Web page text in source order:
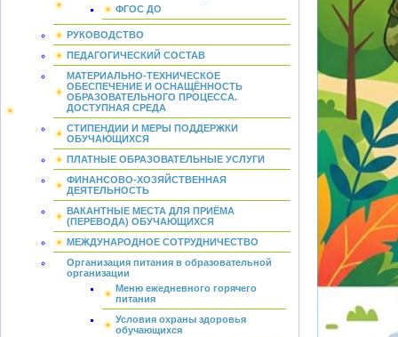
ФГОС ДО
РУКОВОДСТВО
ПЕДАГОГИЧЕСКИЙ СОСТАВ
МАТЕРИАЛЬНО-ТЕХНИЧЕСКОЕ
ОБЕСПЕЧЕНИЕ И ОСНАЩЁННОСТЬ
ОБРАЗОВАТЕЛЬНОГО ПРОЦЕССА.
ДОСТУПНАЯ СРЕДА
СТИПЕНДИИ И МЕРЫ ПОДДЕРЖКИ
ОБУЧАЮЩИХСЯ
ПЛАТНЫЕ ОБРАЗОВАТЕЛЬНЫЕ УСЛУГИ
ФИНАНСОВО-ХОЗЯЙСТВЕННАЯ
ДЕЯТЕЛЬНОСТЬ
ВАКАНТНЫЕ МЕСТА ДЛЯ ПРИЁМА
(ПЕРЕВОДА) ОБУЧАЮЩИХСЯ
МЕЖДУНАРОДНОЕ СОТРУДНИЧЕСТВО
Организация питания в образовательной
организации
Меню ежедневного горячего
питания
Условия охраны здоровья
обучающихся